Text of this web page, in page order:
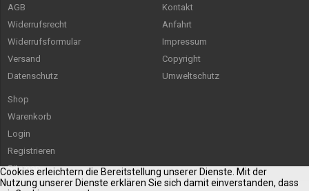
AGB
Widerrufsrecht
Widerrufsformular
Versand
Datenschutz
Kontakt
Anfahrt
Impressum
Copyright
Umweltschutz
Shop
Warenkorb
Login
Registrieren
Sitemap
Cookies erleichtern die Bereitstellung unserer Dienste. Mit der
Nutzung unserer Dienste erklären Sie sich damit einverstanden, dass